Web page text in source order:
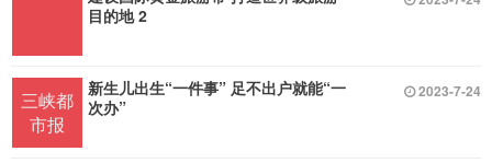
目的地 2
三峡都
市报
新生儿出生“一件事” 足不出户就能“一
次办”
2023-7-24